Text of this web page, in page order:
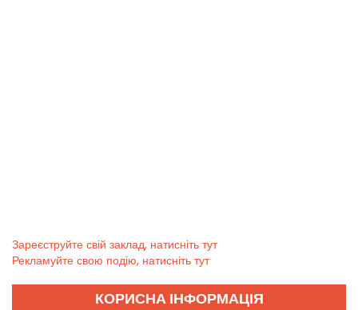
Зареєструйте свій заклад, натисніть тут
Рекламуйте свою подію, натисніть тут
КОРИСНА ІНФОРМАЦІЯ